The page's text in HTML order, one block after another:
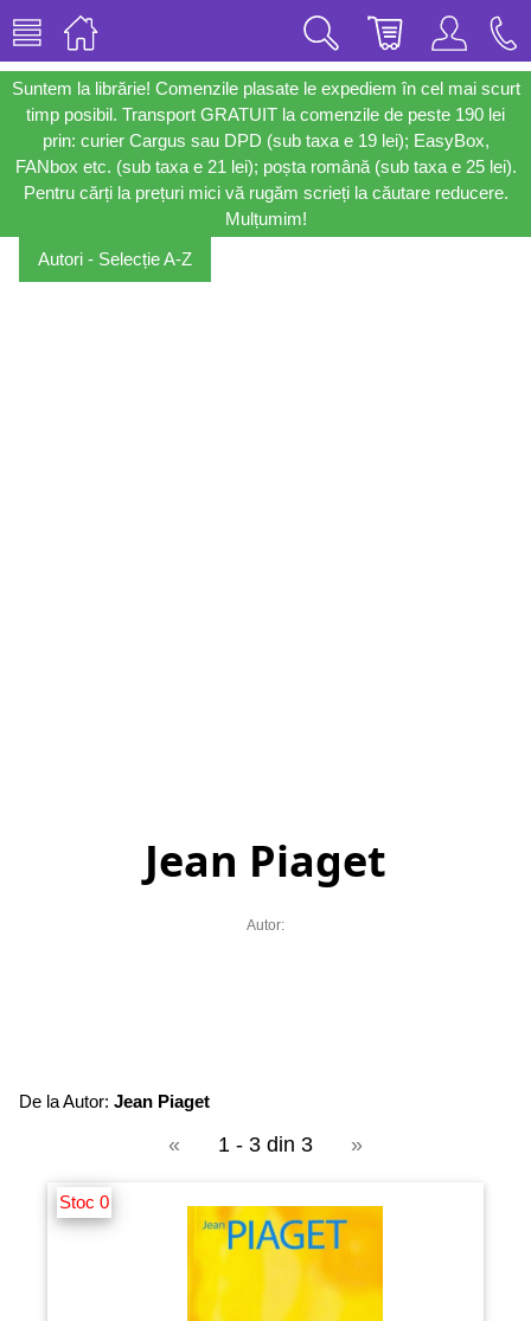
Suntem la librărie! Comenzile plasate le expediem în cel mai scurt
timp posibil. Transport GRATUIT la comenzile de peste 190 lei
prin: curier Cargus sau DPD (sub taxa e 19 lei); EasyBox,
FANbox etc. (sub taxa e 21 lei); poșta română (sub taxa e 25 lei).
Pentru cărți la prețuri mici vă rugăm scrieți la căutare reducere.
Mulțumim!
Autori - Selecție A-Z
Jean Piaget
Autor:
De la Autor: Jean Piaget
« 1 - 3 din 3 »
Stoc 0